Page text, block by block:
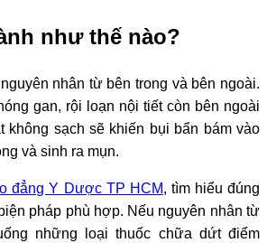
như thế nào?
nhân từ bên trong và bên ngoài.
gan, rội loạn nội tiết còn bên ngoài
không sạch sẽ khiến bụi bẩn bám vào
và sinh ra mụn.
đẳng Y Dược TP HCM, tìm hiểu đúng
pháp phù hợp. Nếu nguyên nhân từ
những loại thuốc chữa dứt điểm